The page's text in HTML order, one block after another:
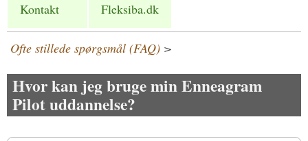
Kontakt Fleksiba.dk
Ofte stillede spørgsmål (FAQ) >
Hvor kan jeg bruge min Enneagram
Pilot uddannelse?